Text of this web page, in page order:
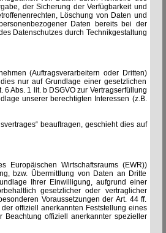
der Sicherung der Verfügbarkeit und
Löschung von Daten und
Daten bereits bei der
Datenschutzes durch Technikgestaltung
(Auftragsverarbeitern oder Dritten)
nur auf Grundlage einer gesetzlichen
Abs. 1 lit. b DSGVO zur Vertragserfüllung
unserer berechtigten Interessen (z.B.
beauftragen, geschieht dies auf
Wirtschaftsraums (EWR))
bzw. Übermittlung von Daten an Dritte
Ihrer Einwilligung, aufgrund einer
gesetzlicher oder vertraglicher
Voraussetzungen der Art. 44 ff.
offiziell anerkannten Feststellung eines
Beachtung offiziell anerkannter spezieller